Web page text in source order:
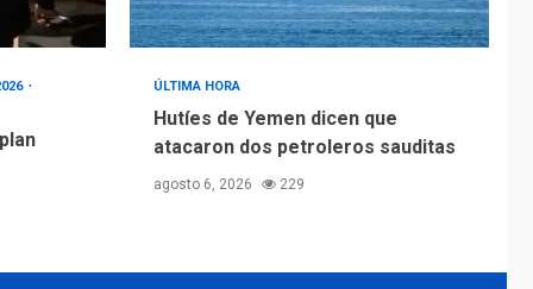
ÚLTIMA HORA
Hutíes de Yemen dicen que
atacaron dos petroleros sauditas
agosto 6, 2026 229